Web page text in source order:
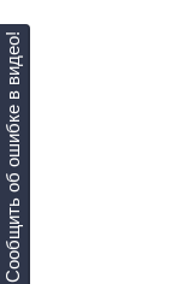
Сообщить об ошибке в видео!